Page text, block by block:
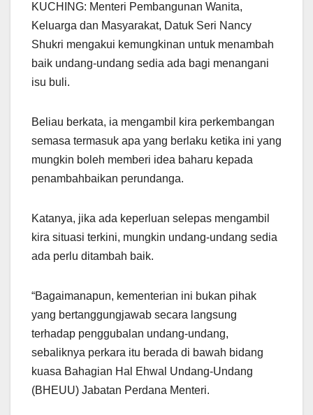
at
s
A
p
e
gr
a
c
e
b
k
ail ar
e
KUCHING: Menteri Pembangunan Wanita,
Keluarga dan Masyarakat, Datuk Seri Nancy
Shukri mengakui kemungkinan untuk menambah
baik undang-undang sedia ada bagi menangani
isu buli.
Beliau berkata, ia mengambil kira perkembangan
semasa termasuk apa yang berlaku ketika ini yang
mungkin boleh memberi idea baharu kepada
penambahbaikan perundanga.
Katanya, jika ada keperluan selepas mengambil
kira situasi terkini, mungkin undang-undang sedia
ada perlu ditambah baik.
“Bagaimanapun, kementerian ini bukan pihak
yang bertanggungjawab secara langsung
terhadap penggubalan undang-undang,
sebaliknya perkara itu berada di bawah bidang
kuasa Bahagian Hal Ehwal Undang-Undang
(BHEUU) Jabatan Perdana Menteri.